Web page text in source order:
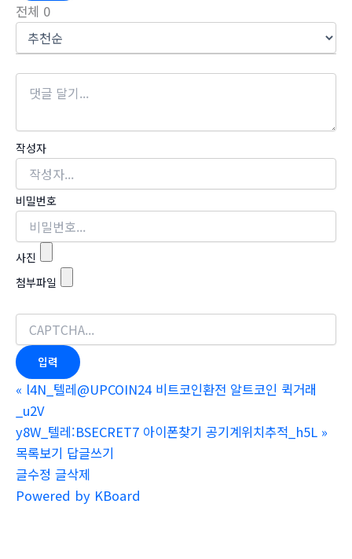
전체 0
작성자
비밀번호
사진
첨부파일
« l4N_텔레@UPCOIN24 비트코인환전 알트코인 퀵거래
_u2V
y8W_텔레:BSECRET7 아이폰찾기 공기계위치추적_h5L »
목록보기 답글쓰기
글수정 글삭제
Powered by KBoard